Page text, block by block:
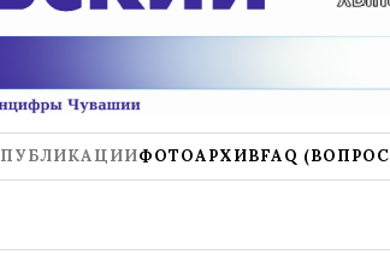
ПУБЛИКАЦИИФОТОАРХИВFAQ